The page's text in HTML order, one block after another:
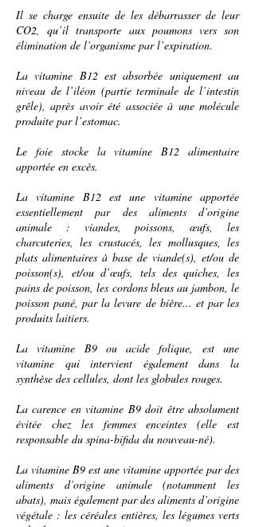
Il se charge ensuite de les débarrasser de leur
CO2, qu’il transporte aux poumons vers son
élimination de l’organisme par l’expiration.
La vitamine B12 est absorbée uniquement au
niveau de l’iléon (partie terminale de l’intestin
grêle), après avoir été associée à une molécule
produite par l’estomac.
Le foiestocke la vitamine B12 alimentaire
apportée en excès.
La vitamine B12 est une vitamine apportée
essentiellement par des alimentsd’origine
animale : viandes,poissons,œufs, les
charcuteries, les crustacés, les mollusques, les
plats alimentaires à base de viande(s), et/ou de
poisson(s), et/ou d’œufs, tels desquiches, les
pains de poisson, les cordons bleusau jambon, le
poisson pané, par lalevure de bière... et par les
produits laitiers.
Lavitamine B9ouacide folique, est une
vitamine qui intervient également dans la
synthèse des cellules, dont les globules rouges.
La carence en vitamine B9 doit être absolument
évitée chez les femmesenceintes (elle est
responsable du spina-bifida du nouveau-né).
La vitamine B9 est une vitamine apportée par des
aliments d’origine animale (notamment les
abats), mais également par des aliments d’origine
végétale : lescéréales entières, les légumes verts